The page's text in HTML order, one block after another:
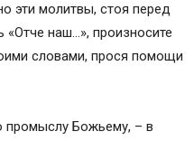
эти молитвы, стоя перед
наш…», произносите
словами, прося помощи
промыслу Божьему, – в